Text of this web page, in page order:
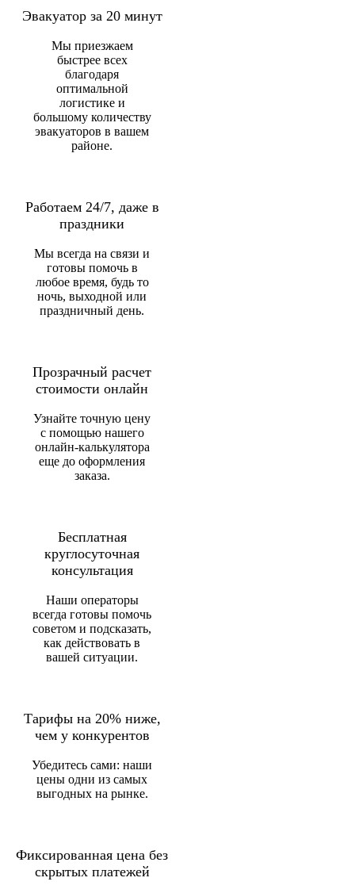
Эвакуатор за 20 минут
Мы приезжаем
быстрее всех
благодаря
оптимальной
логистике и
большому количеству
эвакуаторов в вашем
районе.
Работаем 24/7, даже в
праздники
Мы всегда на связи и
готовы помочь в
любое время, будь то
ночь, выходной или
праздничный день.
Прозрачный расчет
стоимости онлайн
Узнайте точную цену
с помощью нашего
онлайн-калькулятора
еще до оформления
заказа.
Бесплатная
круглосуточная
консультация
Наши операторы
всегда готовы помочь
советом и подсказать,
как действовать в
вашей ситуации.
Тарифы на 20% ниже,
чем у конкурентов
Убедитесь сами: наши
цены одни из самых
выгодных на рынке.
Фиксированная цена без
скрытых платежей